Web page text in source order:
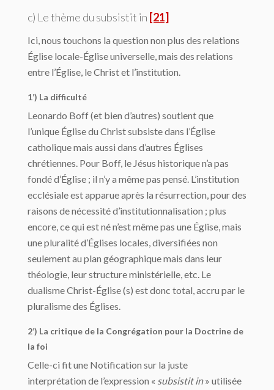
c) Le thème du subsistit in [21]
Ici, nous touchons la question non plus des relations
Église locale-Église universelle, mais des relations
entre l’Église, le Christ et l’institution.
1’) La difficulté
Leonardo Boff (et bien d’autres) soutient que
l’unique Église du Christ subsiste dans l’Église
catholique mais aussi dans d’autres Églises
chrétiennes. Pour Boff, le Jésus historique n’a pas
fondé d’Église ; il n’y a même pas pensé. L’institution
ecclésiale est apparue après la résurrection, pour des
raisons de nécessité d’institutionnalisation ; plus
encore, ce qui est né n’est même pas une Église, mais
une pluralité d’Églises locales, diversifiées non
seulement au plan géographique mais dans leur
théologie, leur structure ministérielle, etc. Le
dualisme Christ-Église (s) est donc total, accru par le
pluralisme des Églises.
2’) La critique de la Congrégation pour la Doctrine de
la foi
Celle-ci fit une Notification sur la juste
interprétation de l’expression « subsistit in» utilisée